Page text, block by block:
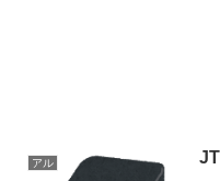
アル